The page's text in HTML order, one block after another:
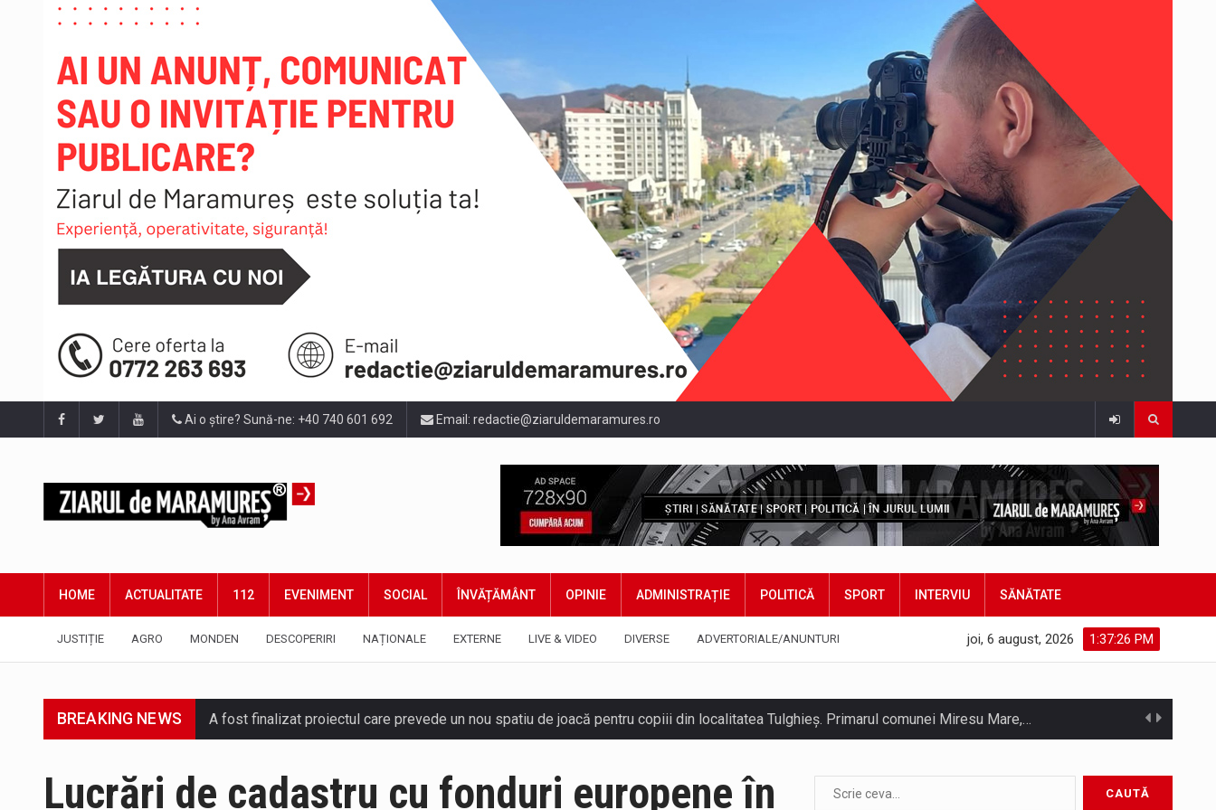
Ai o știre? Sună-ne: +40 740 601 692 Email: redactie@ziaruldemaramures.ro
HOME ACTUALITATE 112 EVENIMENT SOCIAL ÎNVĂȚĂMÂNT OPINIE ADMINISTRAȚIE POLITICĂ SPORT INTERVIU SĂNĂTATE
JUSTIȚIE AGRO MONDEN DESCOPERIRI NAȚIONALE EXTERNE LIVE & VIDEO DIVERSE ADVERTORIALE/ANUNTURI 1:37:28 PM
joi, 6 august, 2026
BREAKING NEWS A fost finalizat proiectul care prevede un nou spatiu de joacă pentru copiii din localitatea Tulghieș. Primarul comunei Miresu Mare,…
Lucrări de cadastru cu fonduri europene în